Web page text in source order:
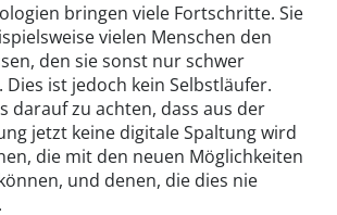
bringen viele Fortschritte. Sie
vielen Menschen den
den sie sonst nur schwer
ist jedoch kein Selbstläufer.
darauf zu achten, dass aus der
jetzt keine digitale Spaltung wird
die mit den neuen Möglichkeiten
und denen, die dies nie